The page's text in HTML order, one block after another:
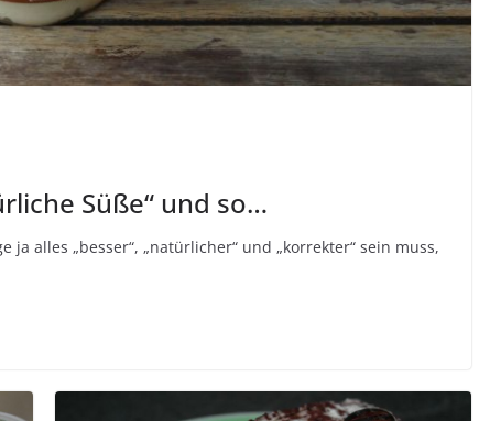
Süße“ und so…
alles „besser“, „natürlicher“ und „korrekter“ sein muss,